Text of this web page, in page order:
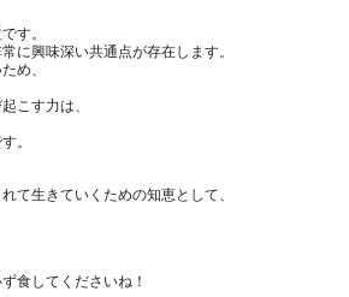
す。
に興味深い共通点が存在します。
め、
こす力は、
て生きていくための知恵として、